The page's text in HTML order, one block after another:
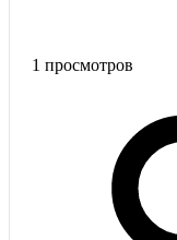
1 просмотров